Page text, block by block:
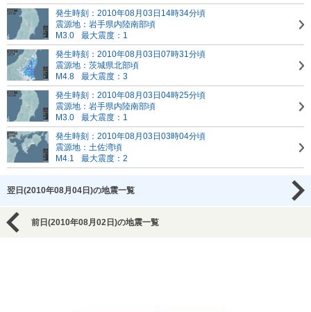
発生時刻：2010年08月03日14時34分頃
震源地：岩手県内陸南部頃
M3.0
最大震度：1
発生時刻：2010年08月03日07時31分頃
震源地：茨城県北部頃
M4.8
最大震度：3
発生時刻：2010年08月03日04時25分頃
震源地：岩手県内陸南部頃
M3.0
最大震度：1
発生時刻：2010年08月03日03時04分頃
震源地：土佐湾頃
M4.1
最大震度：2
翌日(2010年08月04日)の地震一覧
前日(2010年08月02日)の地震一覧